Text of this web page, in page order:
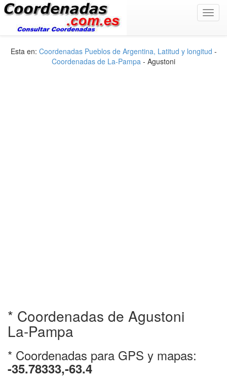
Esta en: Coordenadas Pueblos de Argentina, Latitud y longitud -
Coordenadas de La-Pampa - Agustoni
* Coordenadas de Agustoni
La-Pampa
* Coordenadas para GPS y mapas:
-35.78333,-63.4